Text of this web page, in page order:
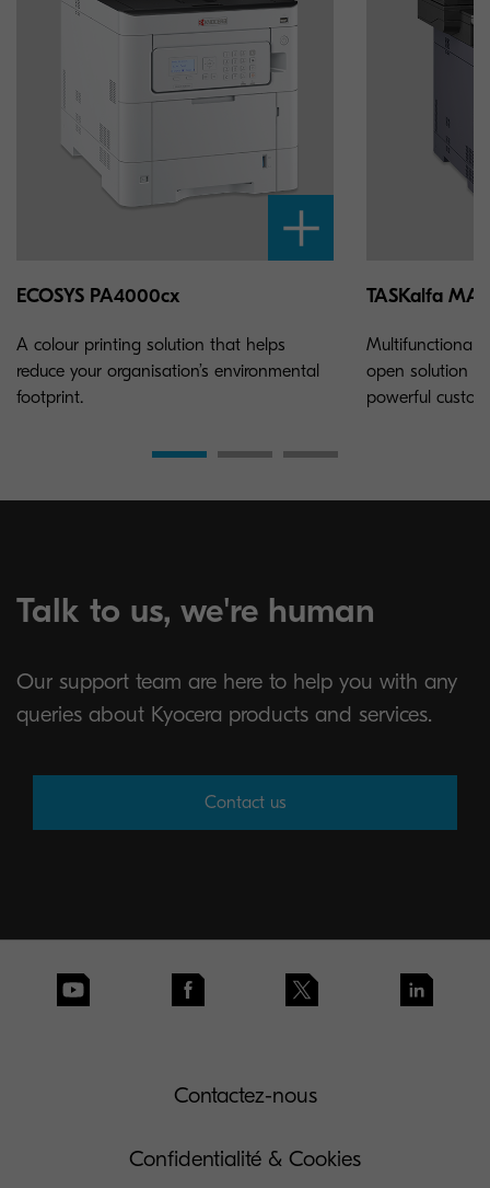
ECOSYS PA4000cx
A colour printing solution that helps
reduce your organisation’s environmental
footprint.
TASKalfa
Multifunctional
open solution
powerful
Talk to us, we're human
Our support team are here to help you with any
queries about Kyocera products and services.
Contact us
Contactez-nous
Confidentialité & Cookies